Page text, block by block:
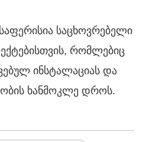
საცხოვრებელი
რომლებიც
ინსტალაციას და
ხანმოკლე დროს.